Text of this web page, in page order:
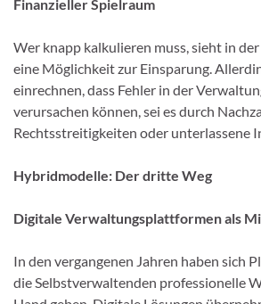
Finanzieller Spielraum
Wer knapp kalkulieren muss, sieht in
eine Möglichkeit zur Einsparung.
einrechnen, dass Fehler in der
verursachen können, sei es durch
Rechtsstreitigkeiten oder unterlassene
Hybridmodelle: Der dritte Weg
Digitale Verwaltungsplattformen als
In den vergangenen Jahren haben sich
die Selbstverwaltenden professionelle